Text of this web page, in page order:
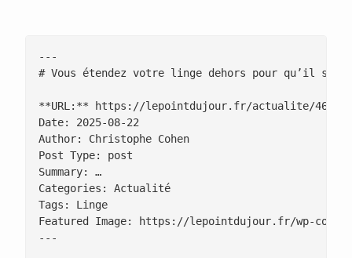
---
# Vous étendez votre linge dehors pour qu’il
**URL:** https://lepointdujour.fr/actualite/4685-
Date: 2025-08-22
Author: Christophe Cohen
Post Type: post
Summary: …
Categories: Actualité
Tags: Linge
Featured Image: https://lepointdujour.fr/wp-
---